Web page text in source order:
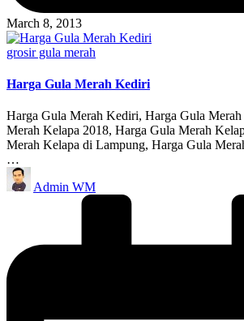
March 8, 2013
Posted
grosir gula merah
Harga Gula Merah Kediri
Harga Gula Merah Kediri, Harga Gula
Merah Kelapa 2018, Harga Gula Merah
Merah Kelapa di Lampung, Harga Gula
…
Posted
by
Admin WM